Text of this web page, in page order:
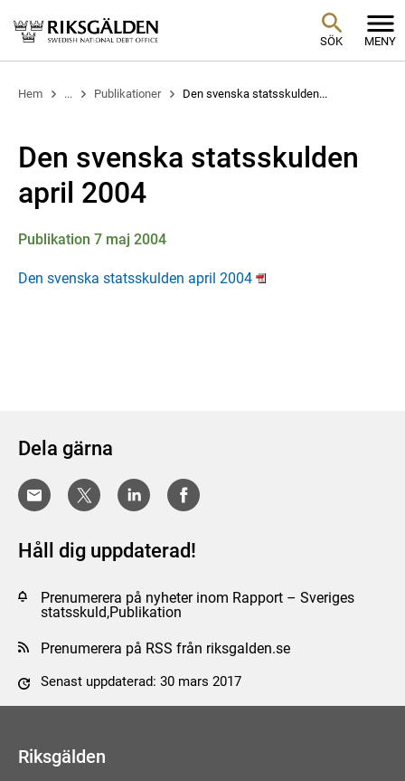
SÖK MENY
Hem ... Publikationer Den svenska statsskulden...
Den svenska statsskulden
april 2004
Publikation 7 maj 2004
Den svenska statsskulden april 2004
Dela gärna
Håll dig uppdaterad!
Prenumerera på nyheter inom Rapport – Sveriges
statsskuld,Publikation
Prenumerera på RSS från riksgalden.se
Senast uppdaterad: 30 mars 2017
Riksgälden